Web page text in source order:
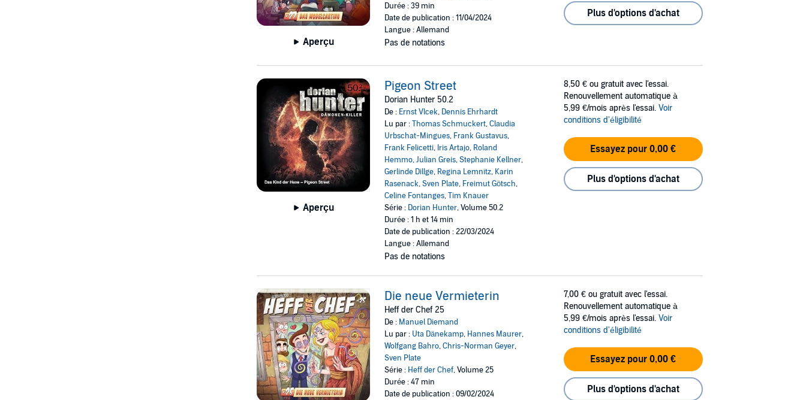
Aperçu
Durée : 39 min
Date de publication : 11/04/2024
Langue : Allemand
Pas de notations
Plus d'options d'achat
Aperçu
Pigeon Street
Dorian Hunter 50.2
De : Ernst Vlcek, Dennis Ehrhardt
Lu par :Thomas Schmuckert,Claudia
Urbschat-Mingues, Frank Gustavus,
Frank Felicetti, Iris Artajo, Roland
Hemmo,Julian Greis,Stephanie Kellner,
Gerlinde Dillge, Regina Lemnitz, Karin
Rasenack,Sven Plate, Freimut Götsch,
Celine Fontanges,Tim Knauer
Série : Dorian Hunter, Volume 50.2
Durée : 1 h et 14 min
Date de publication : 22/03/2024
Langue : Allemand
Pas de notations
8,50 € ou gratuit avec l'essai.
Renouvellement automatique à
5,99 €/mois après l'essai. Voir
conditions d'éligibilité
Essayez pour 0,00 €
Plus d'options d'achat
Die neue Vermieterin
Heff der Chef 25
De : Manuel Diemand
Lu par : Uta Dänekamp, Hannes Maurer,
Wolfgang Bahro,Chris-Norman Geyer,
Sven Plate
Série : Heff der Chef, Volume 25
Durée : 47 min
Date de publication : 09/02/2024
7,00 € ou gratuit avec l'essai.
Renouvellement automatique à
5,99 €/mois après l'essai. Voir
conditions d'éligibilité
Essayez pour 0,00 €
Plus d'options d'achat